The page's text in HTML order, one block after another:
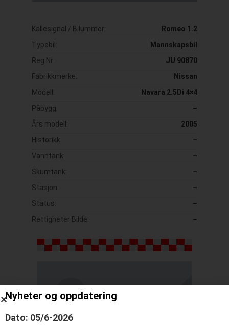
Kallesignal / Bilummer:
Romeo 1.2
Typebil:
Mannskapsbil
Reg Nr:
JU 90870
Fabrikkmerke:
Nissan
Modell:
Navara 2.5Di 4×4
Påbygg:
–
Års modell:
2005
Historikk:
–
Vanntank:
–
Skumtank:
–
Stasjon:
–
Status:
–
Rettigheter Bilde:
–
Nyheter og oppdatering
Dato: 05/6-2026